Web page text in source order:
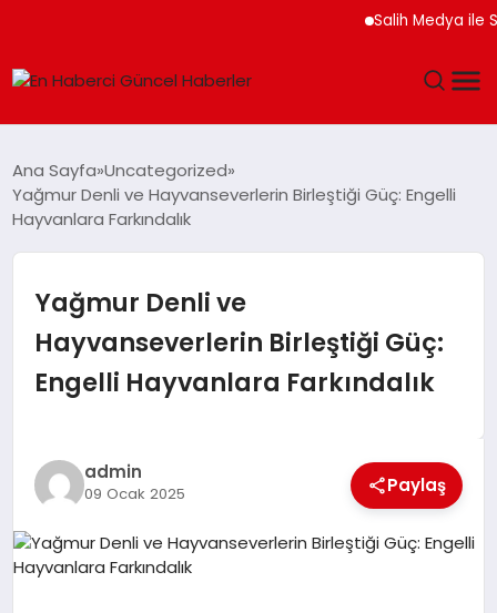
Salih Medya ile
SPOR
TEKNOLOJI
MAGAZIN
EKONOMI
EĞITIM
Ana Sayfa Uncategorized
Yağmur Denli ve Hayvanseverlerin Birleştiği Güç: Engelli
Hayvanlara Farkındalık
Yağmur Denli ve
Hayvanseverlerin Birleştiği Güç:
Engelli Hayvanlara Farkındalık
admin
09 Ocak 2025 Paylaş